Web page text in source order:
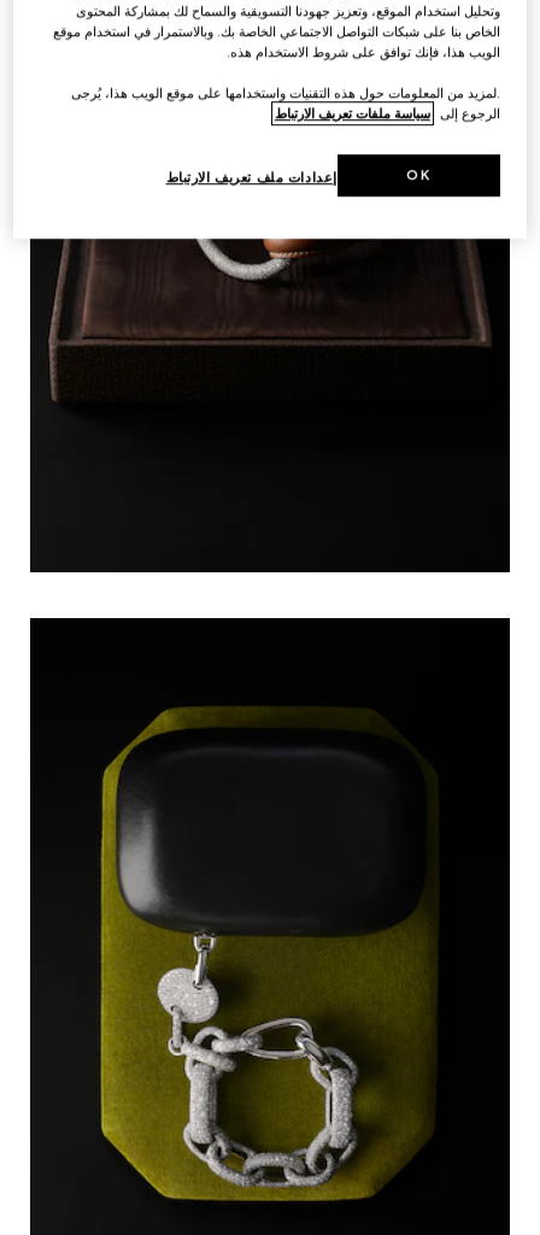
وتحليل استخدام الموقع، وتعزيز جهودنا التسويقية والسماح لك بمشاركة المحتوى
الخاص بنا على شبكات التواصل الاجتماعي الخاصة بك. وبالاستمرار في استخدام موقع
الويب هذا، فإنك توافق على شروط الاستخدام هذه.
.لمزيد من المعلومات حول هذه التقنيات واستخدامها على موقع الويب هذا، يُرجى
الرجوع إلى سياسة ملفات تعريف الارتباط
إعدادات ملف تعريف الارتباط OK